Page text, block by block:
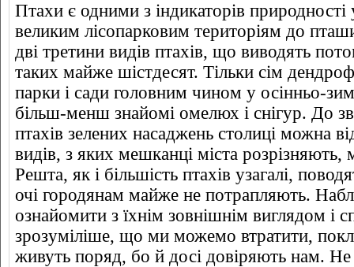
Птахи є одними з індикаторів
великим лісопарковим територіям до
дві третини видів птахів, що виводять
таких майже шістдесят. Тільки сім
парки і сади головним чином у осінньо-
більш-менш знайомі омелюх і снігур. До
птахів зелених насаджень столиці можна
видів, з яких мешканці міста
Решта, як і більшість птахів узагалі,
очі городянам майже не потрапляють.
ознайомити з їхнім зовнішнім виглядом і
зрозуміліше, що ми можемо втратити,
живуть поряд, бо й досі довіряють нам. Не